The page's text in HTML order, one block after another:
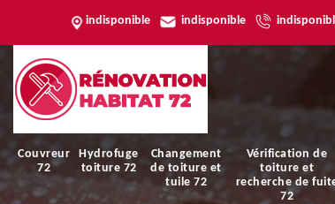
indisponible indisponible
Couvreur
72
Hydrofuge
toiture 72
Changement
de toiture et
tuile 72
Vérification de
toiture et
recherche de
72